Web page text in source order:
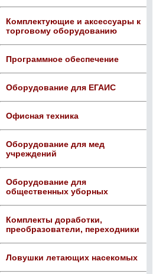
Комплектующие и аксессуары к
торговому оборудованию
Программное обеспечение
Оборудование для ЕГАИС
Офисная техника
Оборудование для мед
учреждений
Оборудование для
общественных уборных
Комплекты доработки,
преобразователи, переходники
Ловушки летающих насекомых